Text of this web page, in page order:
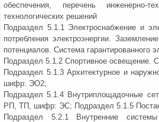
обеспечения, перечень инженерно-
технологических решений
Подраздел 5.1.1 Электроснабжение и
потребления электроэнергии.
потенциалов. Система
Подраздел 5.1.2 Спортивное освещение.
Подраздел 5.1.3 Архитектурное и
шифр: ЭО2;
Подраздел 5.1.4 Внутриплощадочные
РП, ТП, шифр: ЭС; Подраздел 5.1.5
Подраздел 5.2.1 Внутренние